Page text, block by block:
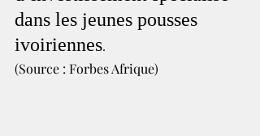
dans les jeunes pousses
ivoiriennes.
(Source : Forbes Afrique)